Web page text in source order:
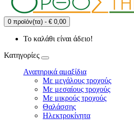
0 προϊόν(τα) - € 0,00
Το καλάθι είναι άδειο!
Κατηγορίες
Αναπηρικά αμαξίδια
Με μεγάλους τροχούς
Με μεσαίους τροχούς
Με μικρούς τροχούς
Θαλάσσης
Ηλεκτροκίνητα